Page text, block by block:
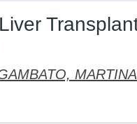
MARTINA